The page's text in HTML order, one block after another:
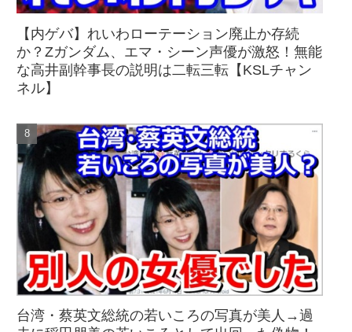
【内ゲバ】れいわローテーション廃止か存続
か？Zガンダム、エマ・シーン声優が激怒！無能
な高井副幹事長の説明は二転三転【KSLチャン
ネル】
台湾・蔡英文総統の若いころの写真が美人→過